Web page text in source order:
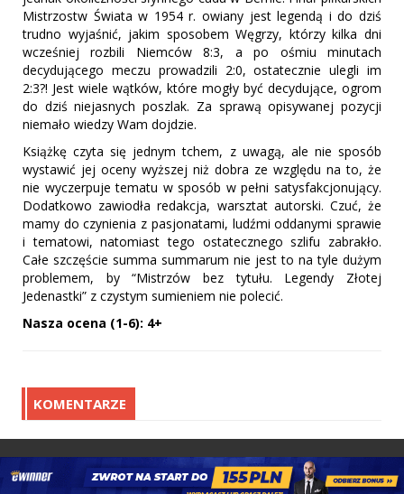
Mistrzostw Świata w 1954 r. owiany jest legendą i do dziś
trudno wyjaśnić, jakim sposobem Węgrzy, którzy kilka dni
wcześniej rozbili Niemców 8:3, a po ośmiu minutach
decydującego meczu prowadzili 2:0, ostatecznie ulegli im
2:3?! Jest wiele wątków, które mogły być decydujące, ogrom
do dziś niejasnych poszlak. Za sprawą opisywanej pozycji
niemało wiedzy Wam dojdzie.
Książkę czyta się jednym tchem, z uwagą, ale nie sposób
wystawić jej oceny wyższej niż dobra ze względu na to, że
nie wyczerpuje tematu w sposób w pełni satysfakcjonujący.
Dodatkowo zawiodła redakcja, warsztat autorski. Czuć, że
mamy do czynienia z pasjonatami, ludźmi oddanymi sprawie
i tematowi, natomiast tego ostatecznego szlifu zabrakło.
Całe szczęście summa summarum nie jest to na tyle dużym
problemem, by “Mistrzów bez tytułu. Legendy Złotej
Jedenastki” z czystym sumieniem nie polecić.
Nasza ocena (1-6): 4+
KOMENTARZE